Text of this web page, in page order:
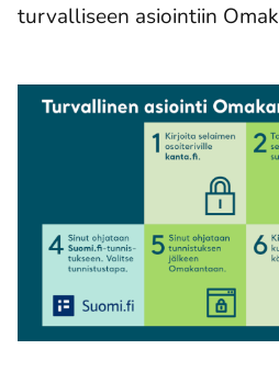
turvalliseen asiointiin